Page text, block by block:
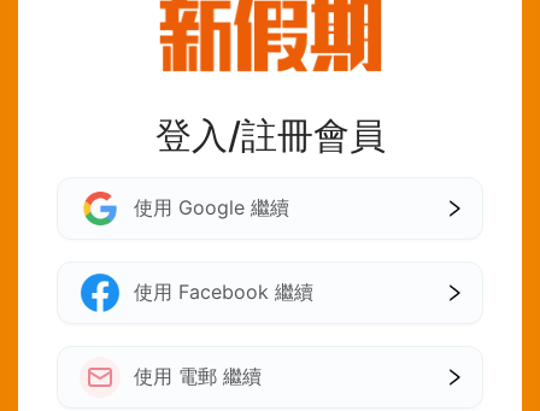
登入/註冊會員
使用 Google 繼續
使用 Facebook 繼續
使用 電郵 繼續